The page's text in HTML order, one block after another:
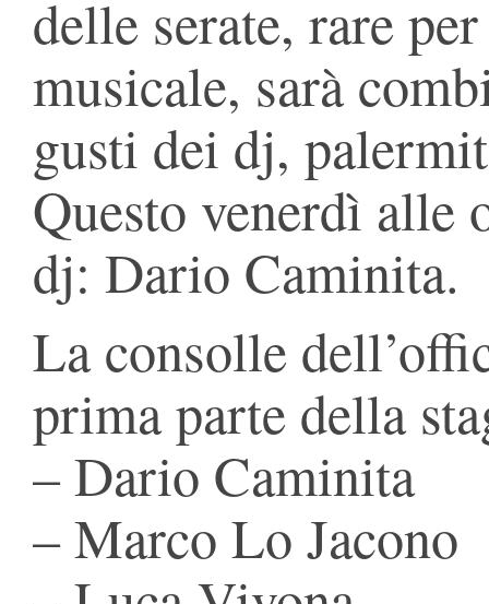
delle serate, rare
musicale, sarà
gusti dei dj,
Questo venerdì alle
dj: Dario Caminita.
La consolle
prima parte della
– Dario Caminita
– Marco Lo Jacono